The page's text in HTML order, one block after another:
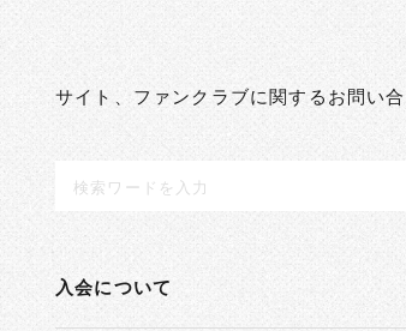
サイト、ファンクラブに関するお問い
入会について